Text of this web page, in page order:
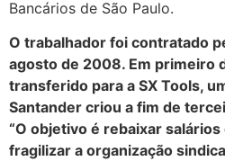
Bancários de São Paulo.
O trabalhador foi contratado
agosto de 2008. Em primeiro
transferido para a SX Tools,
Santander criou a fim de
“O objetivo é rebaixar
fragilizar a organização